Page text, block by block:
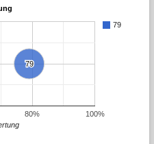
79
79
79
80% 100%